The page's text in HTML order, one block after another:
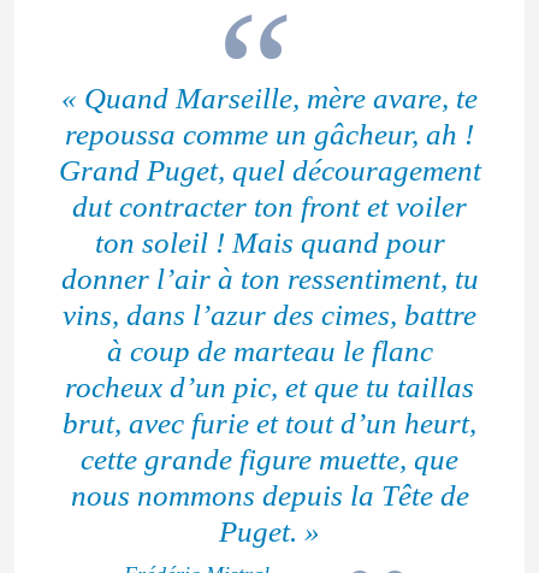
« Quand Marseille, mère avare, te
repoussa comme un gâcheur, ah !
Grand Puget, quel découragement
dut contracter ton front et voiler
ton soleil ! Mais quand pour
donner l’air à ton ressentiment, tu
vins, dans l’azur des cimes, battre
à coup de marteau le flanc
rocheux d’un pic, et que tu taillas
brut, avec furie et tout d’un heurt,
cette grande figure muette, que
nous nommons depuis la Tête de
Puget. »